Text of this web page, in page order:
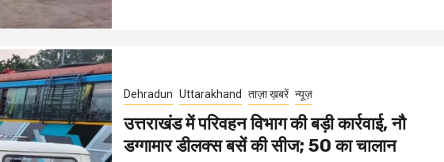
Dehradun Uttarakhand ताज़ा ख़बरें न्यूज़
उत्तराखंड में परिवहन विभाग की बड़ी कार्रवाई, नौ
डग्गामार डीलक्स बसें की सीज; 50 का चालान